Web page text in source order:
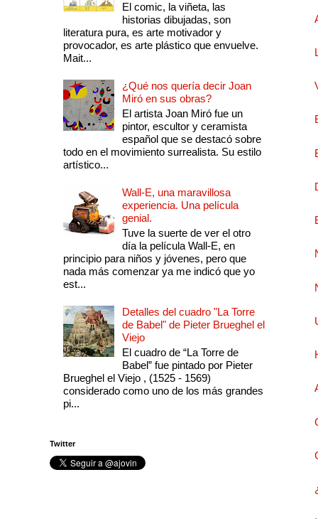
El comic, la viñeta, las
historias dibujadas, son
literatura pura, es arte motivador y
provocador, es arte plástico que envuelve.
Mait...
¿Qué nos quería decir Joan
Miró en sus obras?
El artista Joan Miró fue un
pintor, escultor y ceramista
español que se destacó sobre
todo en el movimiento surrealista. Su estilo
artístico...
Wall-E, una maravillosa
experiencia. Una película
genial.
Tuve la suerte de ver el otro
día la película Wall-E, en
principio para niños y jóvenes, pero que
nada más comenzar ya me indicó que yo
est...
Detalles del cuadro "La Torre
de Babel" de Pieter Brueghel el
Viejo
El cuadro de “La Torre de
Babel” fue pintado por Pieter
Brueghel el Viejo , (1525 - 1569)
considerado como uno de los más grandes
pi...
Twitter